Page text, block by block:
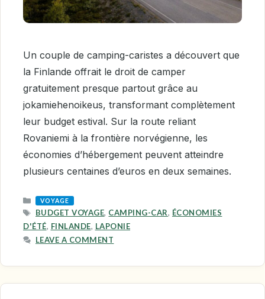
Un couple de camping-caristes a découvert que
la Finlande offrait le droit de camper
gratuitement presque partout grâce au
jokamiehenoikeus, transformant complètement
leur budget estival. Sur la route reliant
Rovaniemi à la frontière norvégienne, les
économies d’hébergement peuvent atteindre
plusieurs centaines d’euros en deux semaines.
CATEGORIES
VOYAGE
TAGS
BUDGET VOYAGE, CAMPING-CAR, ÉCONOMIES
D'ÉTÉ, FINLANDE, LAPONIE
LEAVE A COMMENT